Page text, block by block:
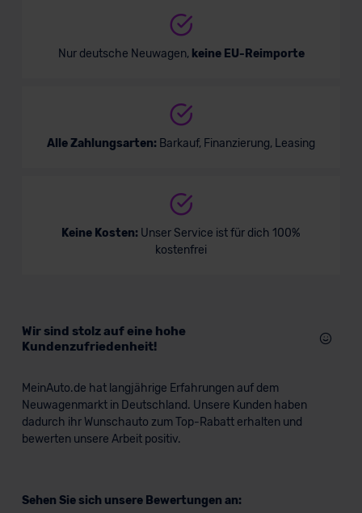
Nur deutsche Neuwagen, keine EU-Reimporte
Alle Zahlungsarten: Barkauf, Finanzierung, Leasing
Keine Kosten: Unser Service ist für dich 100%
kostenfrei
Wir sind stolz auf eine hohe
Kundenzufriedenheit!
MeinAuto.de hat langjährige Erfahrungen auf dem
Neuwagenmarkt in Deutschland. Unsere Kunden haben
dadurch ihr Wunschauto zum Top-Rabatt erhalten und
bewerten unsere Arbeit positiv.
Sehen Sie sich unsere Bewertungen an: